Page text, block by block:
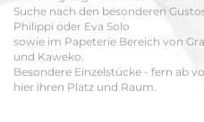
Suche nach den besonderen
Philippi oder Eva Solo
sowie im Papeterie Bereich von
und Kaweko.
Besondere Einzelstücke - fern ab
hier ihren Platz und Raum.